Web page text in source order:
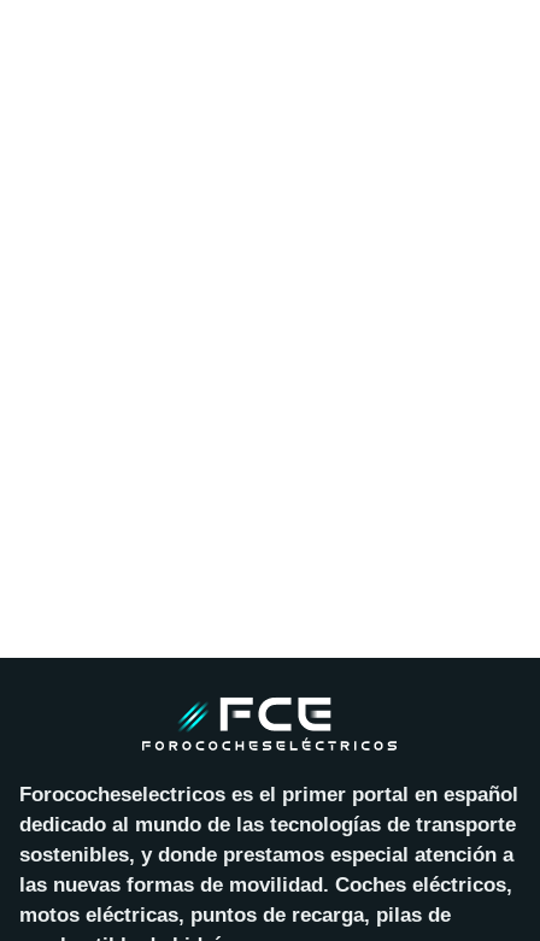
Forococheselectricos es el primer portal en español
dedicado al mundo de las tecnologías de transporte
sostenibles, y donde prestamos especial atención a
las nuevas formas de movilidad. Coches eléctricos,
motos eléctricas, puntos de recarga, pilas de